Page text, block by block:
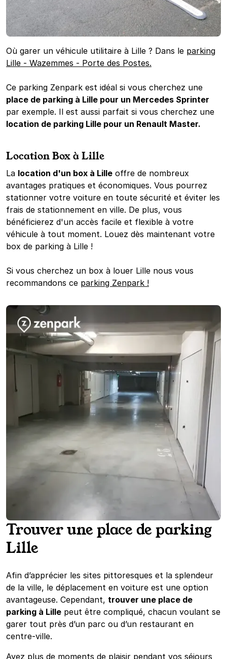
Où garer un véhicule utilitaire à Lille ? Dans le parking
Lille - Wazemmes - Porte des Postes.
Ce parking Zenpark est idéal si vous cherchez une
place de parking à Lille pour un Mercedes Sprinter
par exemple. Il est aussi parfait si vous cherchez une
location de parking Lille pour un Renault Master.
Location Box à Lille
La location d'un box à Lille offre de nombreux
avantages pratiques et économiques. Vous pourrez
stationner votre voiture en toute sécurité et éviter les
frais de stationnement en ville. De plus, vous
bénéficierez d'un accès facile et flexible à votre
véhicule à tout moment. Louez dès maintenant votre
box de parking à Lille !
Si vous cherchez un box à louer Lille nous vous
recommandons ce parking Zenpark !
Trouver une place de parking
Lille
Afin d’apprécier les sites pittoresques et la splendeur
de la ville, le déplacement en voiture est une option
avantageuse. Cependant, trouver une place de
parking à Lille peut être compliqué, chacun voulant se
garer tout près d’un parc ou d’un restaurant en
centre-ville.
Ayez plus de moments de plaisir pendant vos séjours